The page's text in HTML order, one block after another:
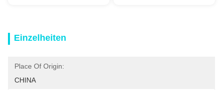
Einzelheiten
Place Of Origin:
CHINA